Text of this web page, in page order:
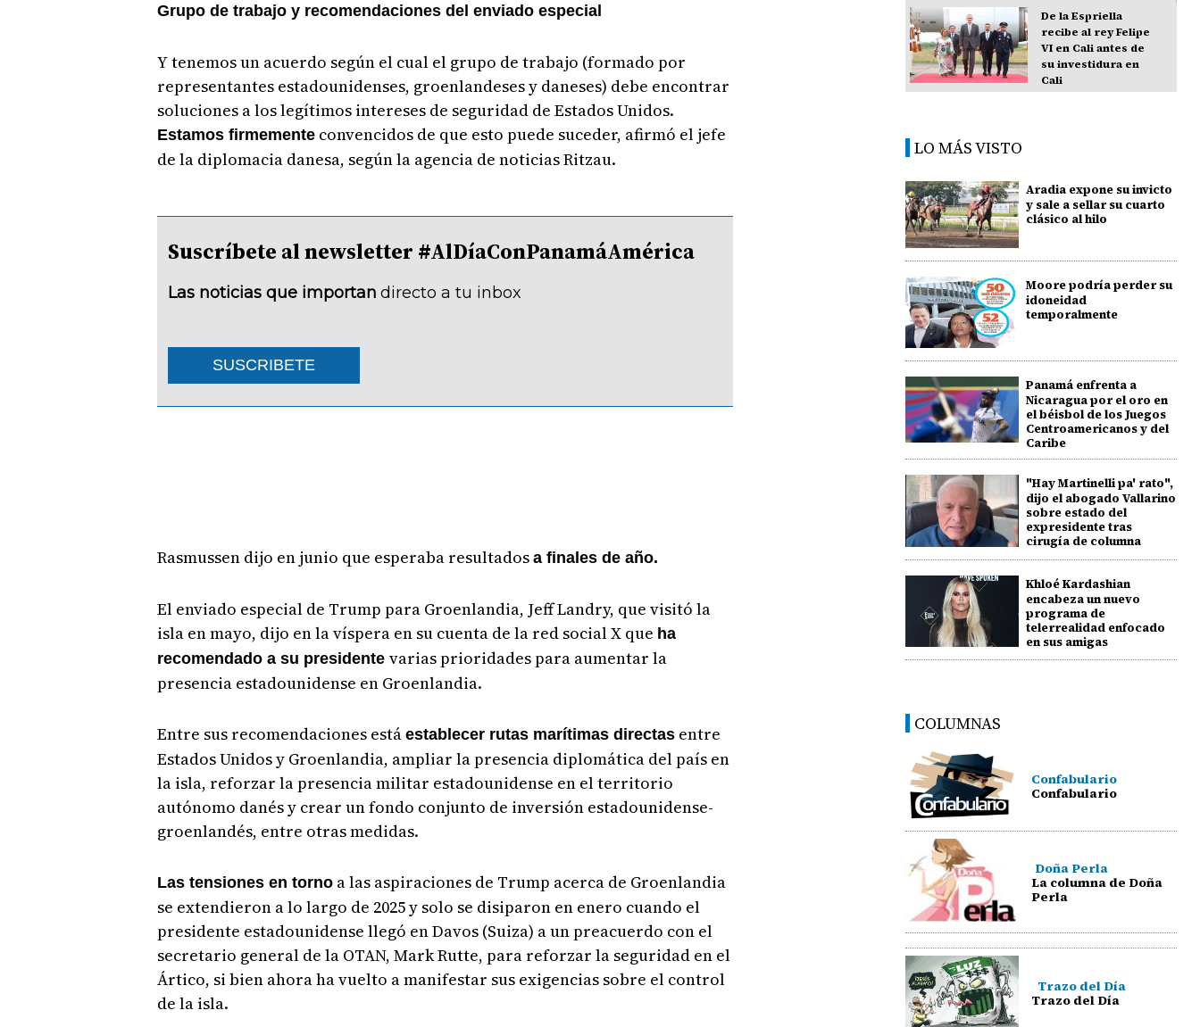
Grupo de trabajo y recomendaciones del enviado especial
Y tenemos un acuerdo según el cual el grupo de trabajo (formado por
representantes estadounidenses, groenlandeses y daneses) debe encontrar
soluciones a los legítimos intereses de seguridad de Estados Unidos.
Estamos firmementeconvencidos de que esto puede suceder, afirmó el jefe
de la diplomacia danesa, según la agencia de noticias Ritzau.
Suscríbete al newsletter #AlDíaConPanamáAmérica
Las noticias que importan directo a tu inbox
SUSCRIBETE
Rasmussen dijo en junio que esperaba resultados a finales de año.
El enviado especial de Trump para Groenlandia, Jeff Landry, que visitó la
isla en mayo, dijo en la víspera en su cuenta de la red social X que ha
recomendado a su presidente varias prioridades para aumentar la
presencia estadounidense en Groenlandia.
Entre sus recomendaciones está establecer rutas marítimas directasentre
Estados Unidos y Groenlandia, ampliar la presencia diplomática del país en
la isla, reforzar la presencia militar estadounidense en el territorio
autónomo danés y crear un fondo conjunto de inversión estadounidense-
groenlandés, entre otras medidas.
Las tensiones en tornoa las aspiraciones de Trump acerca de Groenlandia
se extendieron a lo largo de 2025 y solo se disiparon en enero cuando el
presidente estadounidense llegó en Davos (Suiza) a un preacuerdo con el
secretario general de la OTAN, Mark Rutte, para reforzar la seguridad en el
Ártico, si bien ahora ha vuelto a manifestar sus exigencias sobre el control
de la isla.
De la Espriella
recibe al rey Felipe
VI en Cali antes de
su investidura en
Cali
LO MÁS VISTO
Aradia expone su invicto
y sale a sellar su cuarto
clásico al hilo
Moore podría perder su
idoneidad
temporalmente
Panamá enfrenta a
Nicaragua por el oro en
el béisbol de los Juegos
Centroamericanos y del
Caribe
"Hay Martinelli pa' rato",
dijo el abogado Vallarino
sobre estado del
expresidente tras
cirugía de columna
Khloé Kardashian
encabeza un nuevo
programa de
telerrealidad enfocado
en sus amigas
COLUMNAS
Confabulario
Confabulario
Doña Perla
La columna de Doña
Perla
Trazo del Día
Trazo del Día